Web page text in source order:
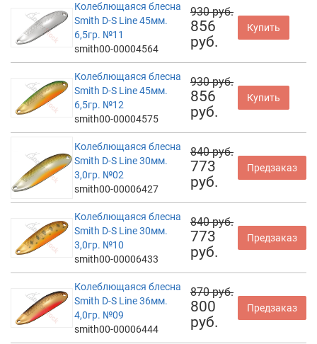
Колеблющаяся блесна
Smith D-S Line 45мм.
6,5гр. №11
smith00-00004564
930 руб.
856
руб.
Купить
Колеблющаяся блесна
Smith D-S Line 45мм.
6,5гр. №12
smith00-00004575
930 руб.
856
руб.
Купить
Колеблющаяся блесна
Smith D-S Line 30мм.
3,0гр. №02
smith00-00006427
840 руб.
773
руб.
Предзаказ
Колеблющаяся блесна
Smith D-S Line 30мм.
3,0гр. №10
smith00-00006433
840 руб.
773
руб.
Предзаказ
Колеблющаяся блесна
Smith D-S Line 36мм.
4,0гр. №09
smith00-00006444
870 руб.
800
руб.
Предзаказ